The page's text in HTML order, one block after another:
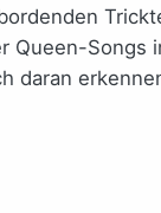
Queen-Songs
daran